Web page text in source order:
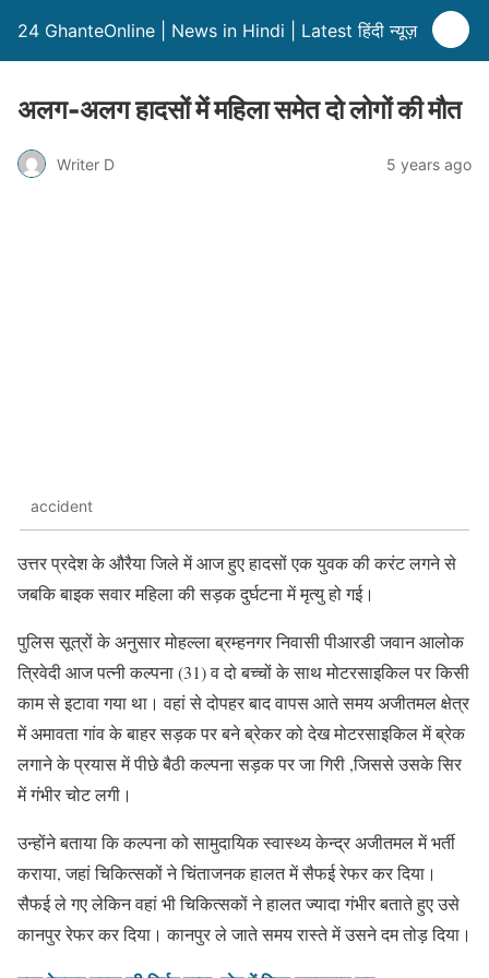
24 GhanteOnline | News in Hindi | Latest हिंदी न्यूज़
अलग-अलग हादसों में महिला समेत दो लोगों की मौत
Writer D 5 years ago
accident
उत्तर प्रदेश के औरैया जिले में आज हुए हादसों एक युवक की करंट लगने से
जबकि बाइक सवार महिला की सड़क दुर्घटना में मृत्यु हो गई।
पुलिस सूत्रों के अनुसार मोहल्ला ब्रम्हनगर निवासी पीआरडी जवान आलोक
त्रिवेदी आज पत्नी कल्पना (31) व दो बच्चों के साथ मोटरसाइकिल पर किसी
काम से इटावा गया था। वहां से दोपहर बाद वापस आते समय अजीतमल क्षेत्र
में अमावता गांव के बाहर सड़क पर बने ब्रेकर को देख मोटरसाइकिल में ब्रेक
लगाने के प्रयास में पीछे बैठी कल्पना सड़क पर जा गिरी ,जिससे उसके सिर
में गंभीर चोट लगी।
उन्होंने बताया कि कल्पना को सामुदायिक स्वास्थ्य केन्द्र अजीतमल में भर्ती
कराया, जहां चिकित्सकों ने चिंताजनक हालत में सैफई रेफर कर दिया।
सैफई ले गए लेकिन वहां भी चिकित्सकों ने हालत ज्यादा गंभीर बताते हुए उसे
कानपुर रेफर कर दिया। कानपुर ले जाते समय रास्ते में उसने दम तोड़ दिया।